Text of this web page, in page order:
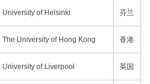
University of Helsinki 芬兰
The University of Hong Kong 香港
University of Liverpool 英国